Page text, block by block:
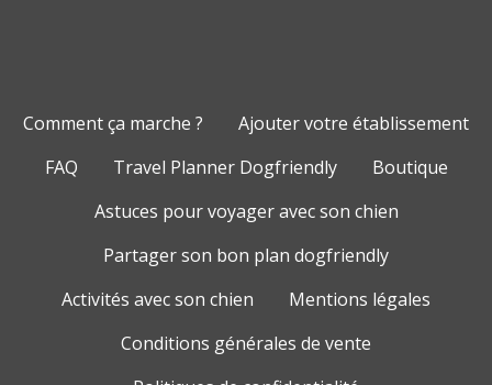
Comment ça marche ?
Ajouter votre établissement
FAQ
Travel Planner Dogfriendly
Boutique
Astuces pour voyager avec son chien
Partager son bon plan dogfriendly
Activités avec son chien
Mentions légales
Conditions générales de vente